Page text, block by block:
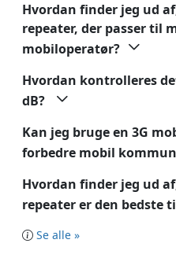
Hvordan finder jeg ud
repeater, der passer til
mobiloperatør?
Hvordan kontrolleres
dB?
Kan jeg bruge en 3G
forbedre mobil
Hvordan finder jeg ud
repeater er den bedste
Se alle »